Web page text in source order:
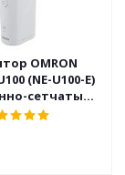
OMRON
(NE-U100-E)
сетчатый